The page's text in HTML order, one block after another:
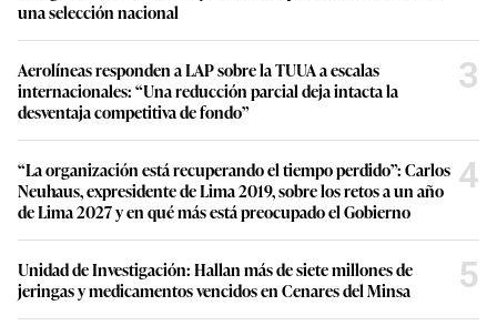
una selección nacional
Aerolíneas responden a LAP sobre la TUUA a escalas
internacionales: “Una reducción parcial deja intacta la
desventaja competitiva de fondo”
3
“La organización está recuperando el tiempo perdido”: Carlos
Neuhaus, expresidente de Lima 2019, sobre los retos a un año
de Lima 2027 y en qué más está preocupado el Gobierno
4
Unidad de Investigación: Hallan más de siete millones de
jeringas y medicamentos vencidos en Cenares del Minsa
5